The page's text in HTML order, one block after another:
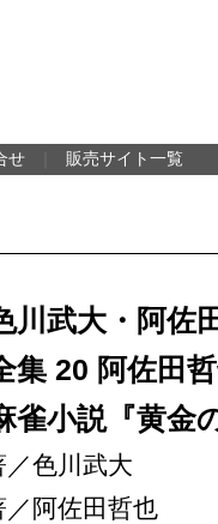
せ 販売サイト一覧
川武大・阿佐
集 20 阿佐田
雀小説『黄金
／色川武大
／阿佐田哲也